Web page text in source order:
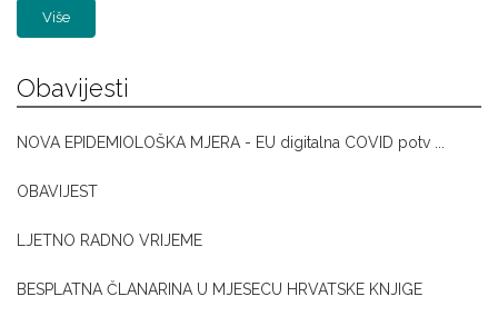
Više
Obavijesti
NOVA EPIDEMIOLOŠKA MJERA - EU digitalna COVID potv ...
OBAVIJEST
LJETNO RADNO VRIJEME
BESPLATNA ČLANARINA U MJESECU HRVATSKE KNJIGE